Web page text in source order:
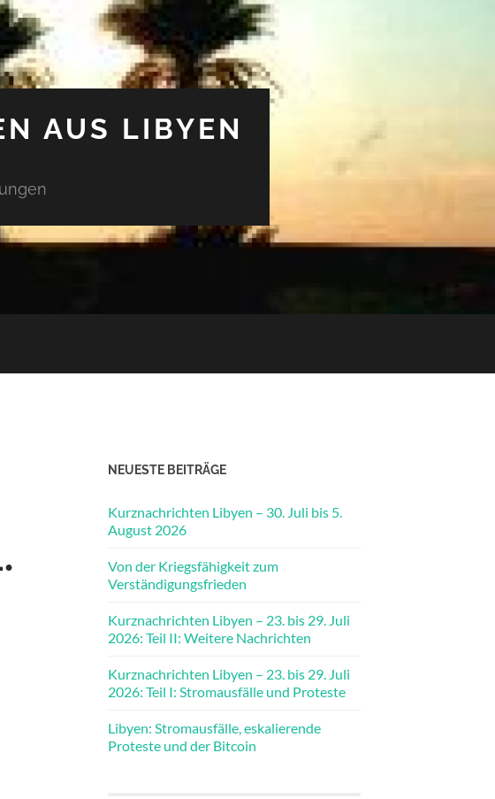
AUS LIBYEN
NEUESTE BEITRÄGE
Kurznachrichten Libyen – 30. Juli bis 5.
August 2026
Von der Kriegsfähigkeit zum
Verständigungsfrieden
Kurznachrichten Libyen – 23. bis 29. Juli
2026: Teil II: Weitere Nachrichten
Kurznachrichten Libyen – 23. bis 29. Juli
2026: Teil I: Stromausfälle und Proteste
Libyen: Stromausfälle, eskalierende
Proteste und der Bitcoin